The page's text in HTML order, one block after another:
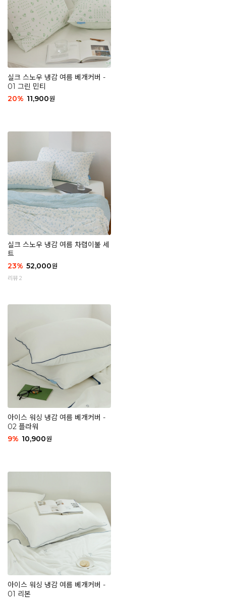
실크 스노우 냉감 여름 베개커버 -
01 그린 민티
20% 11,900원
실크 스노우 냉감 여름 차렵이불 세
트
23% 52,000원
리뷰 2
아이스 워싱 냉감 여름 베개커버 -
02 플라워
9% 10,900원
아이스 워싱 냉감 여름 베개커버 -
01 리본